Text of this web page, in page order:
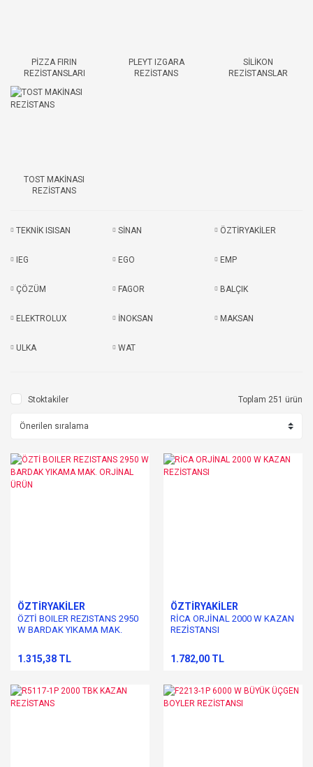
PİZZA FIRIN
REZİSTANSLARI
PLEYT IZGARA
REZİSTANS
SİLİKON
REZİSTANSLAR
TOST MAKİNASI
REZİSTANS
TEKNİK ISISAN SİNAN ÖZTİRYAKİLER
IEG EGO EMP
ÇÖZÜM FAGOR BALÇIK
ELEKTROLUX İNOKSAN MAKSAN
ULKA WAT
Stoktakiler Toplam 251 ürün
ÖZTİRYAKİLER
ÖZTİ BOILER REZISTANS 2950
W BARDAK YIKAMA MAK.
1.315,38 TL
ÖZTİRYAKİLER
RİCA ORJİNAL 2000 W KAZAN
REZİSTANSI
1.782,00 TL